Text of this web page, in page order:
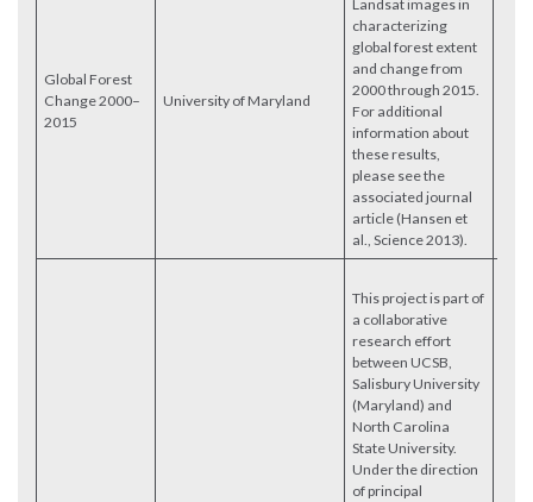
Global Forest
Change 2000–
2015
University of Maryland
Landsat images in
characterizing
global forest extent
and change from
2000 through 2015.
For additional
information about
these results,
please see the
associated journal
article (Hansen et
al., Science 2013).
This project is part of
a collaborative
research effort
between UCSB,
Salisbury University
(Maryland) and
North Carolina
State University.
Under the direction
of principal